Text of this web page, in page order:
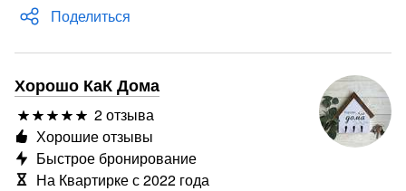
Поделиться
Хорошо КаК Дома
2 отзыва
Хорошие отзывы
Быстрое бронирование
На Квартирке с 2022 года